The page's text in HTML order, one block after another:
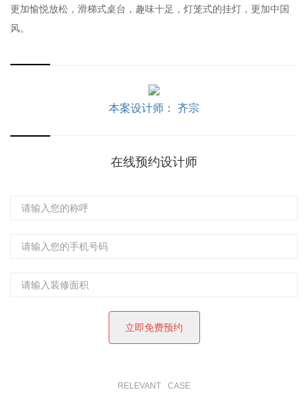
更加愉悦放松，滑梯式桌台，趣味十足，灯笼式的挂灯，更加中国
风。
本案设计师： 齐宗
在线预约设计师
RELEVANT CASE